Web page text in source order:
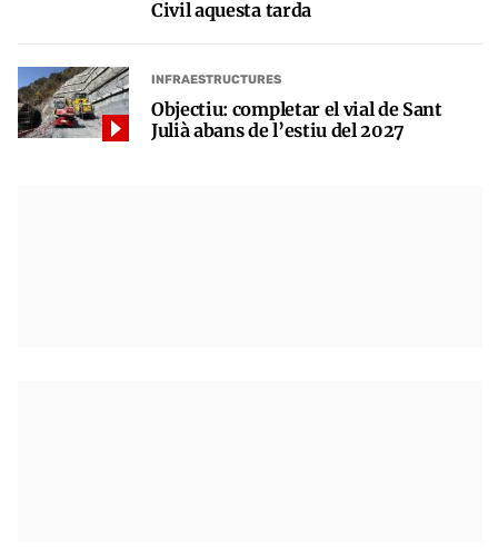
Civil aquesta tarda
INFRAESTRUCTURES
Objectiu: completar el vial de Sant
Julià abans de l’estiu del 2027